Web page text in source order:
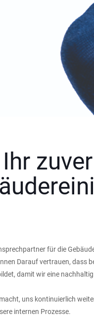
für die
Darauf vertrauen, dass
damit wir eine
uns kontinuierlich
internen Prozesse.